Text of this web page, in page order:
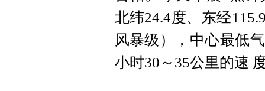
北纬24.4度、东经
风暴级），中心最低
小时30～35公里的速